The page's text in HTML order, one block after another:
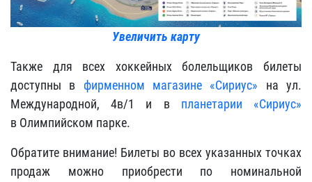
Увеличить карту
Также для всех хоккейных болельщиков билеты
доступны в фирменном магазине «Сириус» на ул.
Международной, 4в/1 и в планетарии «Сириус»
в Олимпийском парке.
Обратите внимание! Билеты во всех указанных точках
продаж можно приобрести по номинальной